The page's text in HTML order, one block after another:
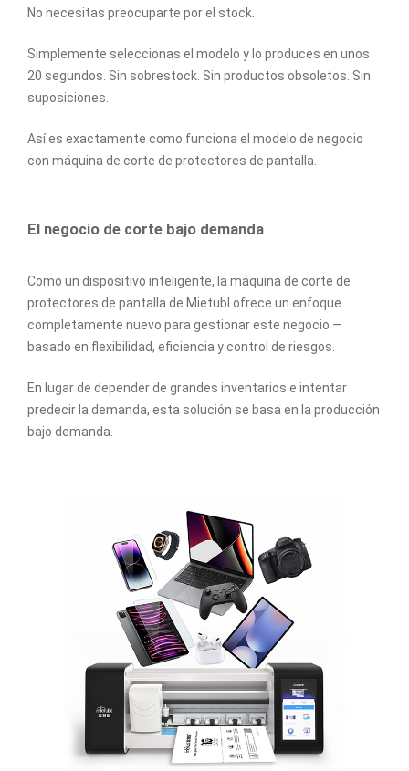
No necesitas preocuparte por el stock.
Simplemente seleccionas el modelo y lo produces en unos
20 segundos. Sin sobrestock. Sin productos obsoletos. Sin
suposiciones.
Así es exactamente como funciona el modelo de negocio
con máquina de corte de protectores de pantalla.
El negocio de corte bajo demanda
Como un dispositivo inteligente, la máquina de corte de
protectores de pantalla de Mietubl ofrece un enfoque
completamente nuevo para gestionar este negocio —
basado en flexibilidad, eficiencia y control de riesgos.
En lugar de depender de grandes inventarios e intentar
predecir la demanda, esta solución se basa en la producción
bajo demanda.